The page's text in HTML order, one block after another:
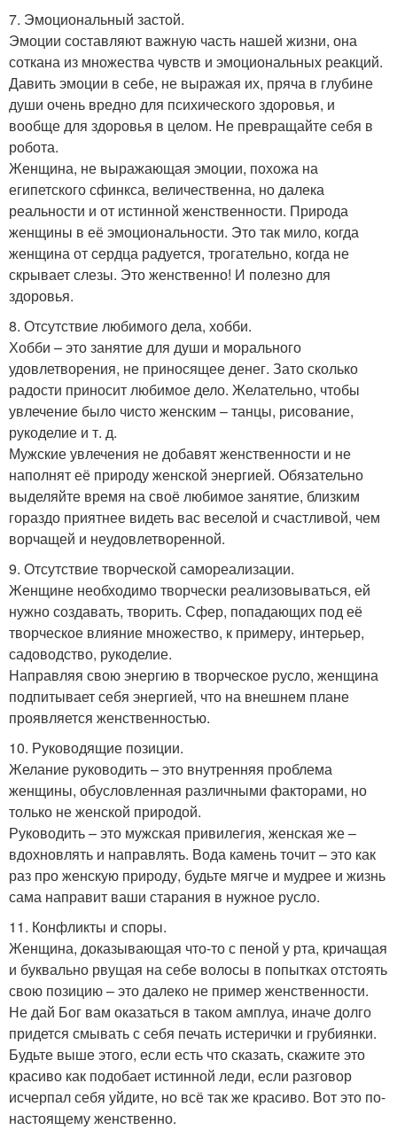
7. Эмоциональный застой.
Эмоции составляют важную часть нашей жизни, она
соткана из множества чувств и эмоциональных реакций.
Давить эмоции в себе, не выражая их, пряча в глубине
души очень вредно для психического здоровья, и
вообще для здоровья в целом. Не превращайте себя в
робота.
Женщина, не выражающая эмоции, похожа на
египетского сфинкса, величественна, но далека
реальности и от истинной женственности. Природа
женщины в её эмоциональности. Это так мило, когда
женщина от сердца радуется, трогательно, когда не
скрывает слезы. Это женственно! И полезно для
здоровья.
8. Отсутствие любимого дела, хобби.
Хобби – это занятие для души и морального
удовлетворения, не приносящее денег. Зато сколько
радости приносит любимое дело. Желательно, чтобы
увлечение было чисто женским – танцы, рисование,
рукоделие и т. д.
Мужские увлечения не добавят женственности и не
наполнят её природу женской энергией. Обязательно
выделяйте время на своё любимое занятие, близким
гораздо приятнее видеть вас веселой и счастливой, чем
ворчащей и неудовлетворенной.
9. Отсутствие творческой самореализации.
Женщине необходимо творчески реализовываться, ей
нужно создавать, творить. Сфер, попадающих под её
творческое влияние множество, к примеру, интерьер,
садоводство, рукоделие.
Направляя свою энергию в творческое русло, женщина
подпитывает себя энергией, что на внешнем плане
проявляется женственностью.
10. Руководящие позиции.
Желание руководить – это внутренняя проблема
женщины, обусловленная различными факторами, но
только не женской природой.
Руководить – это мужская привилегия, женская же –
вдохновлять и направлять. Вода камень точит – это как
раз про женскую природу, будьте мягче и мудрее и жизнь
сама направит ваши старания в нужное русло.
11. Конфликты и споры.
Женщина, доказывающая что-то с пеной у рта, кричащая
и буквально рвущая на себе волосы в попытках отстоять
свою позицию – это далеко не пример женственности.
Не дай Бог вам оказаться в таком амплуа, иначе долго
придется смывать с себя печать истерички и грубиянки.
Будьте выше этого, если есть что сказать, скажите это
красиво как подобает истинной леди, если разговор
исчерпал себя уйдите, но всё так же красиво. Вот это по-
настоящему женственно.